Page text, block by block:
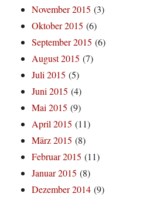
November 2015 (3)
Oktober 2015 (6)
September 2015 (6)
August 2015 (7)
Juli 2015 (5)
Juni 2015 (4)
Mai 2015 (9)
April 2015 (11)
März 2015 (8)
Februar 2015 (11)
Januar 2015 (8)
Dezember 2014 (9)